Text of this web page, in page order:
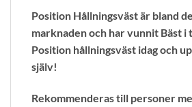
Position Hållningsväst är bland
marknaden och har vunnit Bäst i
Position hållningsväst idag och
själv!
Rekommenderas till personer